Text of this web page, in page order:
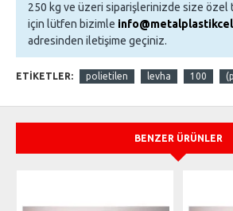
250 kg ve üzeri siparişlerinizde size özel
için lütfen bizimle
adresinden iletişime geçiniz.
ETIKETLER: polietilen levha 100
BENZER ÜRÜNLER